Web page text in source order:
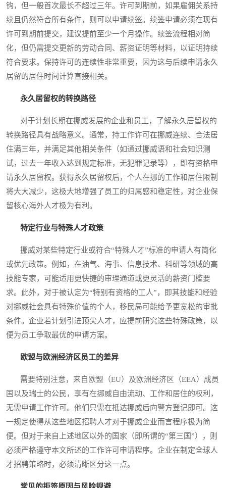
钩，但一般首次最长不超过三年。许可到期前，如果雇佣关系持
续且仍然符合所有条件，则可以申请续签。续签申请必须在现有
许可到期前提交，建议提前至少一个月操作。续签流程相对简
化，但仍需提交更新的劳动合同、薪资证明等材料，以证明持续
符合要求。保持许可的连续性非常重要，因为这与后续申请永久
居留的居住时间计算直接相关。
永久居留权的转换路径
对于计划长期在挪威发展的企业和员工，了解永久居留权的
转换路径具有战略意义。通常，持工作许可在挪威连续、合法居
住满三年，并满足其他相关条件（如通过挪威语和社会知识测
试，过去一年收入达到规定标准，无犯罪记录等），即有资格申
请永久居留权。获得永久居留权后，个人在挪的工作和居住限制
将大大减少，这极大地增强了员工的归属感和稳定性，对企业保
留核心海外人才极为有利。
特定行业与特殊人才政策
挪威对某些特定行业或符合“特殊人才”标准的申请人有简化
或优先政策。例如，在油气、海事、信息技术、科研等领域的高
技能专家，可能适用更快捷的审理通道或更灵活的薪资门槛要
求。此外，对于被认定为“特别有资格的工人”，即其技能和经验
对挪威社会具有特殊价值的个人，移民局可能给予更宽松的审批
条件。企业若计划引进顶尖人才，应提前研究这些特殊政策，以
便为员工争取最优的申请方案。
欧盟与欧洲经济区员工的差异
需要特别注意，来自欧盟（EU）及欧洲经济区（EEA）成员
国以及瑞士的公民，享有在挪威自由流动、工作和居住的权利，
无需申请工作许可。他们只需在抵达挪威后向警方登记即可。这
一规定使得从这些地区招聘人才对于挪威企业而言程序极为简
便。但对于来自上述地区以外的国家（即所谓的“第三国”），则
必须严格遵守本文所述的工作许可申请程序。企业在制定全球人
才招聘策略时，必须清晰区分这一点。
常见的拒签原因与风险规避